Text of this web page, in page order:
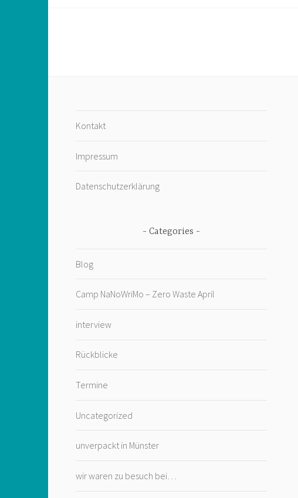
Kontakt
Impressum
Datenschutzerklärung
Categories
Blog
Camp NaNoWriMo – Zero Waste April
interview
Rückblicke
Termine
Uncategorized
unverpackt in Münster
wir waren zu besuch bei…